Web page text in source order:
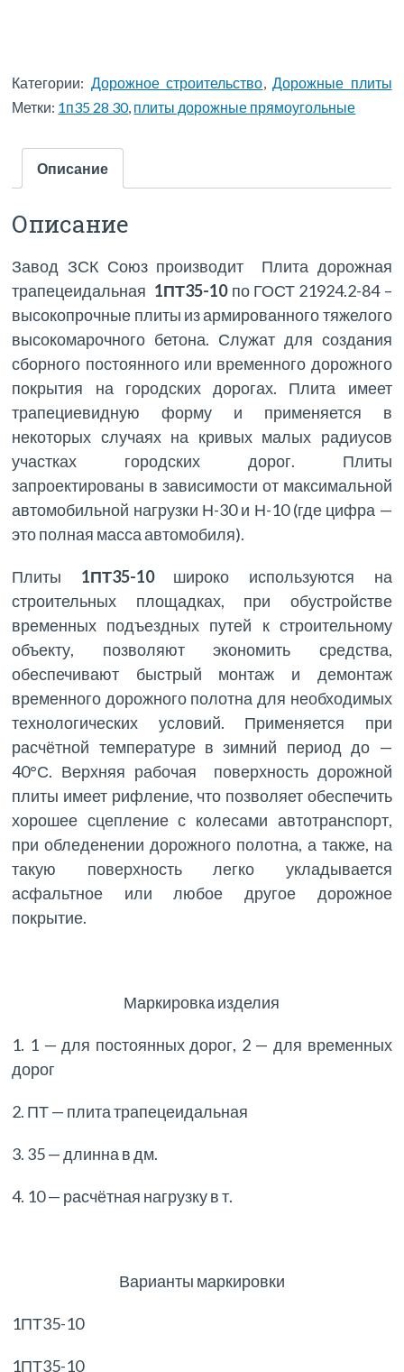
Категории: Дорожное строительство
Дорожные плиты
Метки: 1п35 28 30, плиты дорожные прямоугольные
Описание
Описание
Завод ЗСК Союз производит Плита дорожная
трапецеидальная 1ПТ35-10 по ГОСТ 21924.2-84 –
высокопрочные плиты из армированного тяжелого
высокомарочного бетона. Служат для создания
сборного постоянного или временного дорожного
покрытия на городских дорогах. Плита имеет
трапециевидную форму и применяется в
некоторых случаях на кривых малых радиусов
участках городских дорог. Плиты
запроектированы в зависимости от максимальной
автомобильной нагрузки Н-30 и Н-10 (где цифра —
это полная масса автомобиля).
Плиты 1ПТ35-10широко используются на
строительных площадках, при обустройстве
временных подъездных путей к строительному
объекту, позволяют экономить средства,
обеспечивают быстрый монтаж и демонтаж
временного дорожного полотна для необходимых
технологических условий. Применяется при
расчётной температуре в зимний период до —
40°С. Верхняя рабочая поверхность дорожной
плиты имеет рифление, что позволяет обеспечить
хорошее сцепление с колесами автотранспорт,
при обледенении дорожного полотна, а также, на
такую поверхность легко укладывается
асфальтное или любое другое дорожное
покрытие.
Маркировка изделия
1. 1 — для постоянных дорог, 2 — для временных
дорог
2. ПТ — плита трапецеидальная
3. 35 — длинна в дм.
4. 10 — расчётная нагрузку в т.
Варианты маркировки
1ПТ35-10
1ПТ35-10